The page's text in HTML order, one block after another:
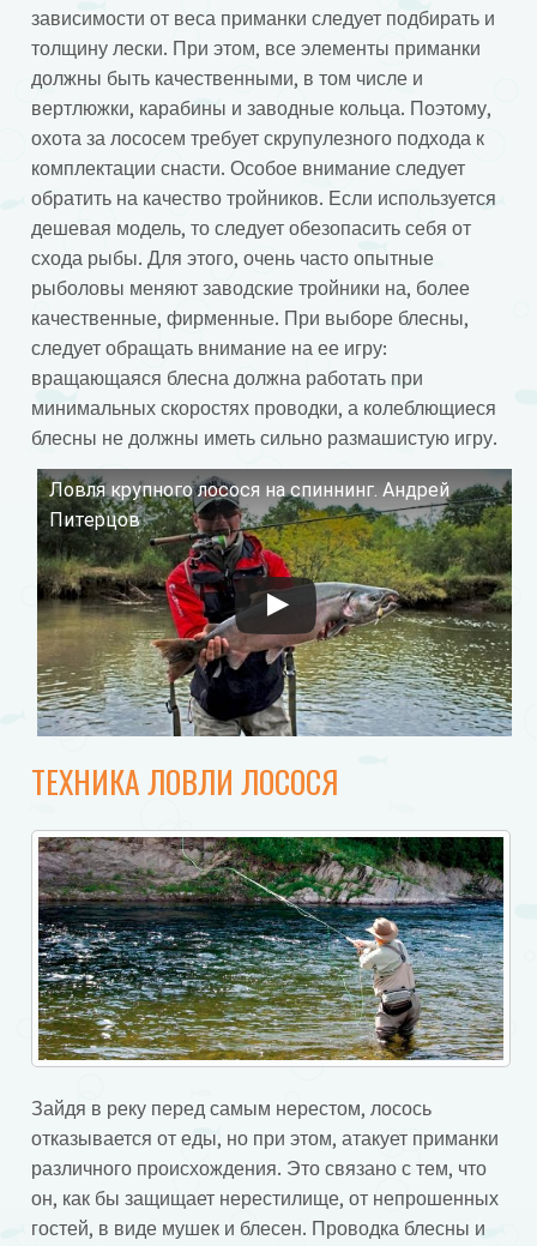
зависимости от веса приманки следует подбирать и
толщину лески. При этом, все элементы приманки
должны быть качественными, в том числе и
вертлюжки, карабины и заводные кольца. Поэтому,
охота за лососем требует скрупулезного подхода к
комплектации снасти. Особое внимание следует
обратить на качество тройников. Если используется
дешевая модель, то следует обезопасить себя от
схода рыбы. Для этого, очень часто опытные
рыболовы меняют заводские тройники на, более
качественные, фирменные. При выборе блесны,
следует обращать внимание на ее игру:
вращающаяся блесна должна работать при
минимальных скоростях проводки, а колеблющиеся
блесны не должны иметь сильно размашистую игру.
Ловля крупного лосося на спиннинг. Андрей
Питерцов
Смотрите это видео на YouTube
ТЕХНИКА ЛОВЛИ ЛОСОСЯ
Зайдя в реку перед самым нерестом, лосось
отказывается от еды, но при этом, атакует приманки
различного происхождения. Это связано с тем, что
он, как бы защищает нерестилище, от непрошенных
гостей, в виде мушек и блесен. Проводка блесны и